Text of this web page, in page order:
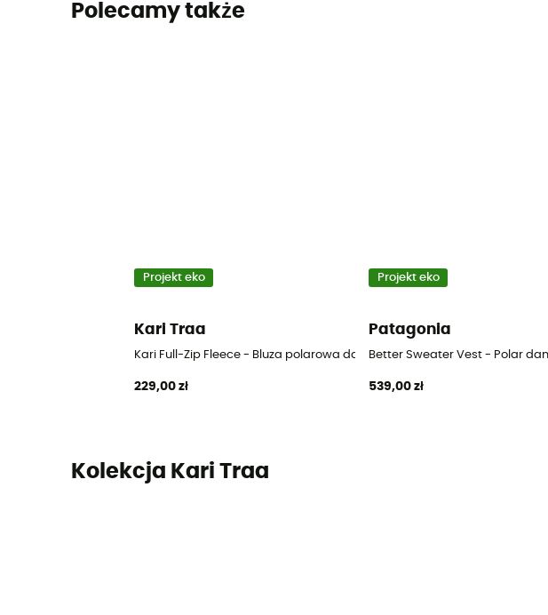
Polecamy także
Projekt eko
Kari Traa
Kari Full-Zip Fleece - Bluza polarowa damska
229,00 zł
Projekt eko
Patagonia
Better Sweater Vest - Polar
539,00 zł
Kolekcja Kari Traa